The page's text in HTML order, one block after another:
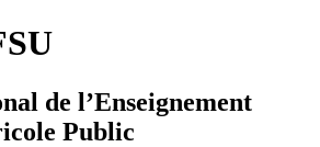
de l’Enseignement
Public